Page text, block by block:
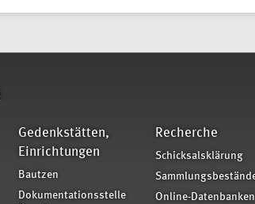
Gedenkstätten,
Einrichtungen
Bautzen
Dokumentationsstelle
Recherche
Schicksalsklärung
Online-Datenbanken